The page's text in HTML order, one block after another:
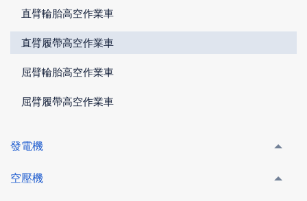
直臂輪胎高空作業車
直臂履帶高空作業車
屈臂輪胎高空作業車
屈臂履帶高空作業車
發電機
空壓機